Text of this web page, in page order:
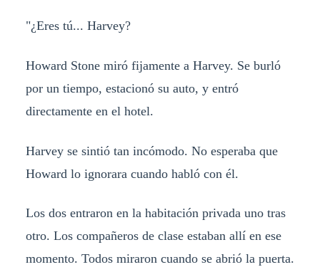
"¿Eres tú... Harvey?
Howard Stone miró fijamente a Harvey. Se burló
por un tiempo, estacionó su auto, y entró
directamente en el hotel.
Harvey se sintió tan incómodo. No esperaba que
Howard lo ignorara cuando habló con él.
Los dos entraron en la habitación privada uno tras
otro. Los compañeros de clase estaban allí en ese
momento. Todos miraron cuando se abrió la puerta.